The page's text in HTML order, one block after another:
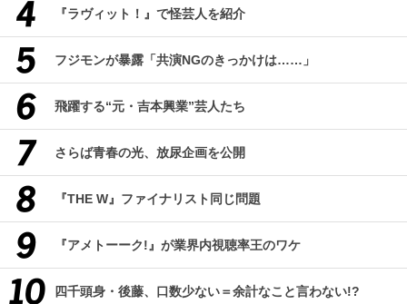
『ラヴィット！』で怪芸人を紹介
フジモンが暴露「共演NGのきっかけは……」
飛躍する“元・吉本興業”芸人たち
さらば青春の光、放尿企画を公開
『THE W』ファイナリスト同じ問題
『アメトーーク!』が業界内視聴率王のワケ
四千頭身・後藤、口数少ない＝余計なこと言わない!?